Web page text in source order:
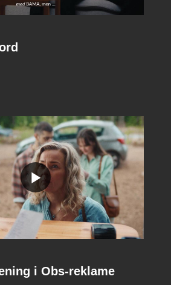
i Obs-reklame